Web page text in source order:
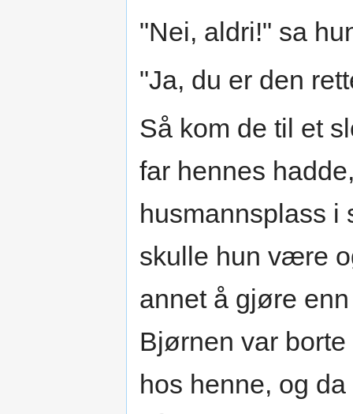
"Nei, aldri!" sa
"Ja, du er den
Så kom de til et
far hennes
husmannsplass i
skulle hun være
annet å gjøre
Bjørnen var
hos henne, og